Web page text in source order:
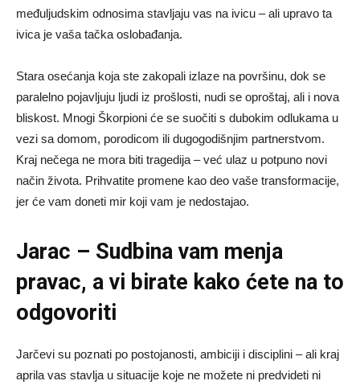
međuljudskim odnosima stavljaju vas na ivicu – ali upravo ta
ivica je vaša tačka oslobađanja.
Stara osećanja koja ste zakopali izlaze na površinu, dok se
paralelno pojavljuju ljudi iz prošlosti, nudi se oproštaj, ali i nova
bliskost. Mnogi Škorpioni će se suočiti s dubokim odlukama u
vezi sa domom, porodicom ili dugogodišnjim partnerstvom.
Kraj nečega ne mora biti tragedija – već ulaz u potpuno novi
način života. Prihvatite promene kao deo vaše transformacije,
jer će vam doneti mir koji vam je nedostajao.
Jarac – Sudbina vam menja
pravac, a vi birate kako ćete na to
odgovoriti
Jarčevi su poznati po postojanosti, ambiciji i disciplini – ali kraj
aprila vas stavlja u situacije koje ne možete ni predvideti ni